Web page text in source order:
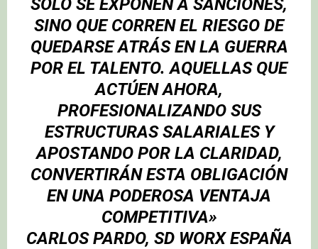
SOLO SE EXPONEN A SANCIONES,
SINO QUE CORREN EL RIESGO DE
QUEDARSE ATRÁS EN LA GUERRA
POR EL TALENTO. AQUELLAS QUE
ACTÚEN AHORA,
PROFESIONALIZANDO SUS
ESTRUCTURAS SALARIALES Y
APOSTANDO POR LA CLARIDAD,
CONVERTIRÁN ESTA OBLIGACIÓN
EN UNA PODEROSA VENTAJA
COMPETITIVA»
CARLOS PARDO, SD WORX ESPAÑA